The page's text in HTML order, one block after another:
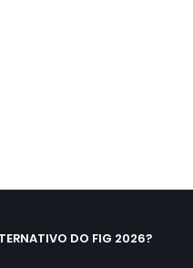
DO FIG 2026?